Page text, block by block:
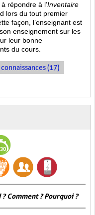
répondre à l’Inventaire
lors du tout premier
façon, l’enseignant est
enseignement sur les
leur bonne
du cours.
(17)
? Comment ? Pourquoi ?